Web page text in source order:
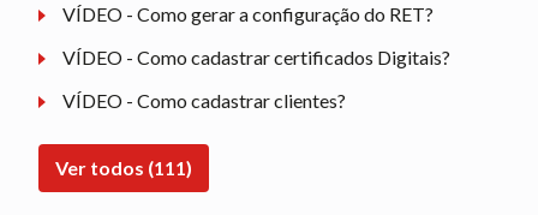
VÍDEO - Como gerar a configuração do RET?
VÍDEO - Como cadastrar certificados Digitais?
VÍDEO - Como cadastrar clientes?
Ver todos (111)